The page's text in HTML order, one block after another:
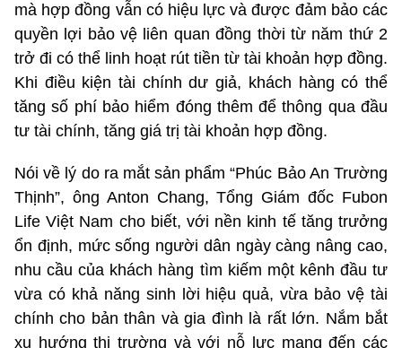
mà hợp đồng vẫn có hiệu lực và được đảm bảo các
quyền lợi bảo vệ liên quan đồng thời từ năm thứ 2
trở đi có thể linh hoạt rút tiền từ tài khoản hợp đồng.
Khi điều kiện tài chính dư giả, khách hàng có thể
tăng số phí bảo hiểm đóng thêm để thông qua đầu
tư tài chính, tăng giá trị tài khoản hợp đồng.
Nói về lý do ra mắt sản phẩm “Phúc Bảo An Trường
Thịnh”, ông Anton Chang, Tổng Giám đốc Fubon
Life Việt Nam cho biết, với nền kinh tế tăng trưởng
ổn định, mức sống người dân ngày càng nâng cao,
nhu cầu của khách hàng tìm kiếm một kênh đầu tư
vừa có khả năng sinh lời hiệu quả, vừa bảo vệ tài
chính cho bản thân và gia đình là rất lớn. Nắm bắt
xu hướng thị trường và với nỗ lực mang đến các